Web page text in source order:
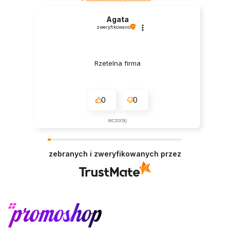
Agata
zweryfikowano
Rzetelna firma
0 0
wczoraj
zebranych i zweryfikowanych przez